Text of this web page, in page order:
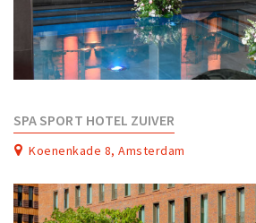
About Hello Zuidas
Programme
Membership
Partner Apps
Inloggen
SPA SPORT HOTEL ZUIVER
Koenenkade 8, Amsterdam